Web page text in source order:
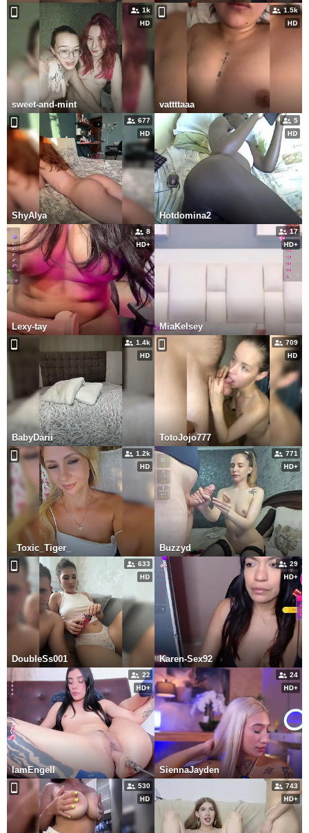
1k
sweet-and-mint
1.5k
vattttaaa
677
ShyAlya
5
Hotdomina2
8
Lexy-tay
17
MiaKelsey
1.4k
BabyDarii
709
TotoJojo777
1.2k
_Toxic_Tiger_
771
Buzzyd
633
DoubleSs001
29
Karen-Sex92
22
IamEngell
24
SiennaJayden
530 743